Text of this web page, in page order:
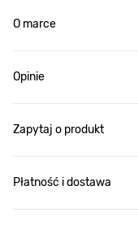
O marce
Opinie
Zapytaj o produkt
Płatność i dostawa